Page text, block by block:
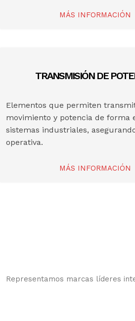
MÁS INFORMACIÓN
TRANSMISIÓN DE
Elementos que permiten
movimiento y potencia de forma
sistemas industriales,
operativa.
MÁS INFORMACIÓN
Representamos marcas líderes